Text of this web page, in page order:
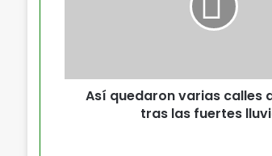
Así quedaron varias calles
tras las fuertes